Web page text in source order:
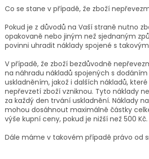
Co se stane v případě, že zboží
Pokud je z důvodů na Vaší straně nutno
opakovaně nebo jiným než sjednaným
povinni uhradit náklady spojené s
V případě, že zboží bezdůvodně
na náhradu nákladů spojených s dodáním
uskladněním, jakož i dalších nákladů,
nepřevzetí zboží vzniknou. Tyto náklady
za každý den trvání uskladnění. Náklady
mohou dosáhnout maximálně částky
výše kupní ceny, pokud je nižší než 500 Kč.
Dále máme v takovém případě právo od